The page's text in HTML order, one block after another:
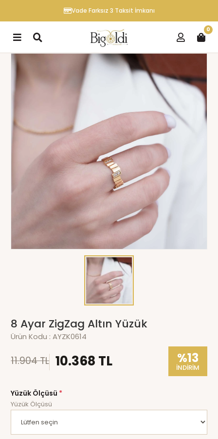
Vade Farksız 3 Taksit İmkanı
0
8 Ayar ZigZag Altın Yüzük
Ürün Kodu :AYZK0614
11.904 TL 10.368 TL %13
İNDİRİM
Yüzük Ölçüsü *
Yüzük Ölçüsü